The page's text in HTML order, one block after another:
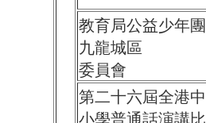
教育局公益少年團
九龍城區
委員會
第二十六屆全港中
小學普通話演講比